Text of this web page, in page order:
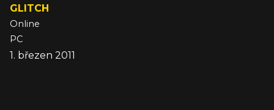
GLITCH
Online
PC
1. březen 2011